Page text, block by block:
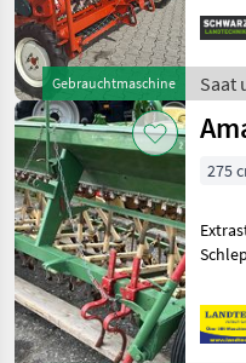
Gebrauchtmaschine
Saat
275